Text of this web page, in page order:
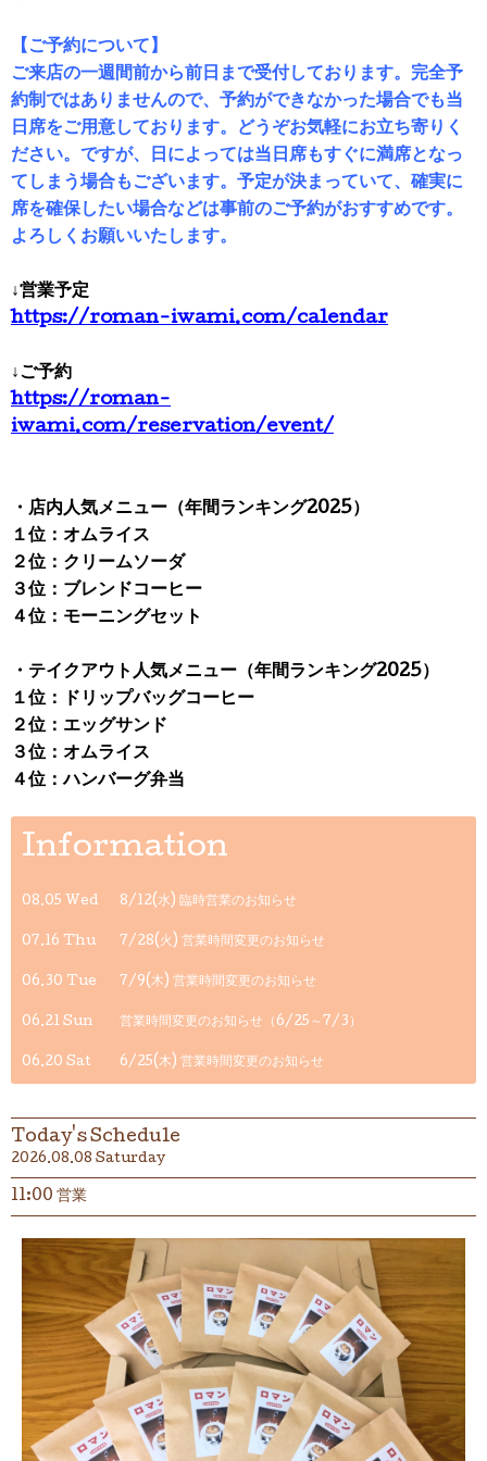
【ご予約について】
ご来店の一週間前から前日まで受付しております。完全予
約制ではありませんので、予約ができなかった場合でも当
日席をご用意しております。どうぞお気軽にお立ち寄りく
ださい。ですが、日によっては当日席もすぐに満席となっ
てしまう場合もございます。予定が決まっていて、確実に
席を確保したい場合などは事前のご予約がおすすめです。
よろしくお願いいたします。
↓営業予定
https://roman-iwami.com/calendar
↓ご予約
https://roman-
iwami.com/reservation/event/
・店内人気メニュー（年間ランキング2025）
１位：オムライス
２位：クリームソーダ
３位：ブレンドコーヒー
４位：モーニングセット
・テイクアウト人気メニュー（年間ランキング2025）
１位：ドリップバッグコーヒー
２位：エッグサンド
３位：オムライス
４位：ハンバーグ弁当
Information
08.05 Wed 8/12(水) 臨時営業のお知らせ
07.16 Thu 7/28(火) 営業時間変更のお知らせ
06.30 Tue 7/9(木) 営業時間変更のお知らせ
06.21 Sun 営業時間変更のお知らせ（6/25～7/3）
06.20 Sat 6/25(木) 営業時間変更のお知らせ
Today's Schedule
2026.08.08 Saturday
11:00 営業